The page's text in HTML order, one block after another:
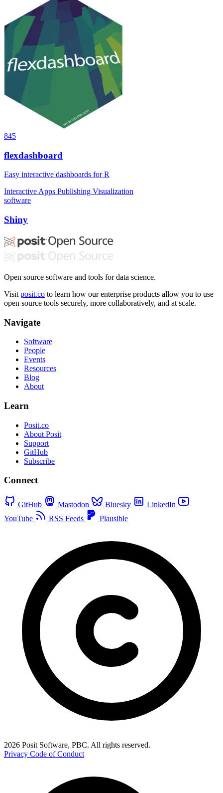
845
flexdashboard
Easy interactive dashboards for R
Interactive Apps Publishing Visualization
software
Shiny
Open source software and tools for data science.
Visit posit.co to learn how our enterprise products allow you to use
open source tools securely, more collaboratively, and at scale.
Navigate
Software
People
Events
Resources
Blog
About
Learn
Posit.co
About Posit
Support
GitHub
Subscribe
Connect
GitHub Mastodon Bluesky
LinkedIn
YouTube
RSS Feeds Plausible
2026 Posit Software, PBC. All rights reserved.
Privacy Code of Conduct